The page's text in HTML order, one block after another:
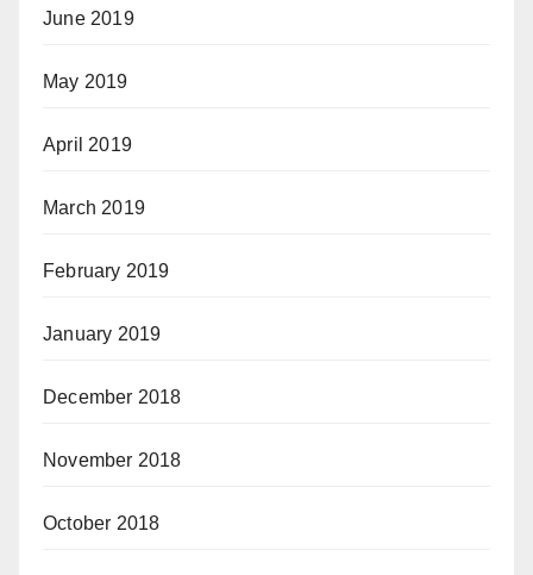
June 2019
May 2019
April 2019
March 2019
February 2019
January 2019
December 2018
November 2018
October 2018